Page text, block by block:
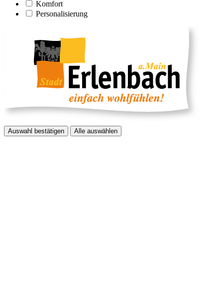
Komfort
Personalisierung
Auswahl bestätigen Alle auswählen